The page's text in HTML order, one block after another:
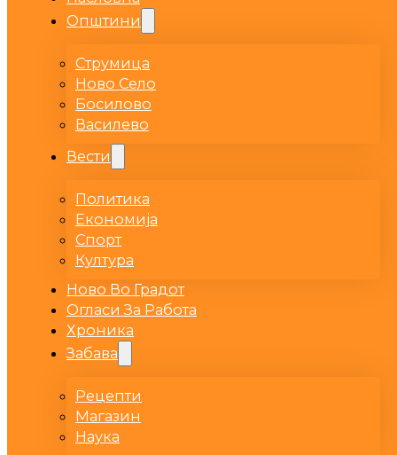
Општини
Струмица
Ново Село
Босилово
Василево
Вести
Политика
Економија
Спорт
Култура
Ново Во Градот
Огласи За Работа
Хроника
Забава
Рецепти
Магазин
Наука